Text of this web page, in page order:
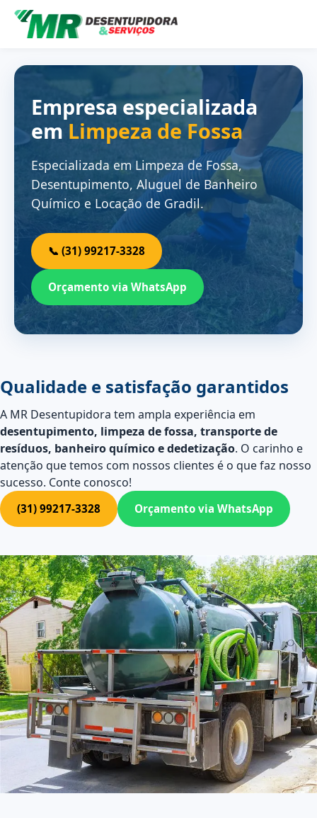
Empresa especializada
em Limpeza de Fossa
Especializada em Limpeza de Fossa,
Desentupimento, Aluguel de Banheiro
Químico e Locação de Gradil.
📞 (31) 99217-3328
Orçamento via WhatsApp
Qualidade e satisfação garantidos
A MR Desentupidora tem ampla experiência em
desentupimento, limpeza de fossa, transporte de
resíduos, banheiro químico e dedetização. O carinho e
atenção que temos com nossos clientes é o que faz nosso
sucesso. Conte conosco!
(31) 99217-3328 Orçamento via WhatsApp